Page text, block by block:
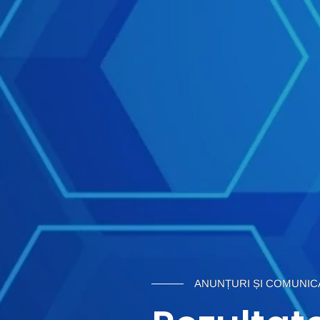
ANUNȚURI ȘI